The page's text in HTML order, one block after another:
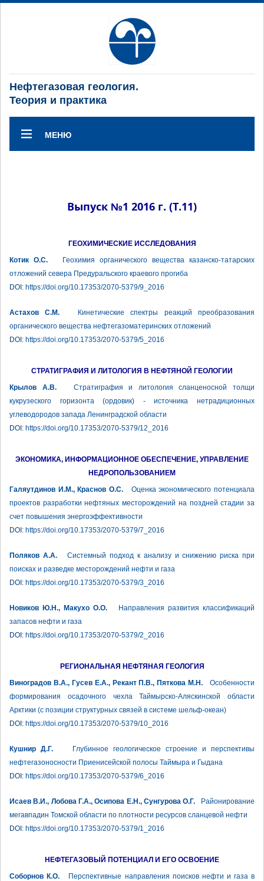
Нефтегазовая геология.
Теория и практика
МЕНЮ
Выпуск №1 2016 г. (Т.11)
ГЕОХИМИЧЕСКИЕ ИССЛЕДОВАНИЯ
Котик О.С. Геохимия органического вещества казанско-татарских
отложений севера Предуральского краевого прогиба
DOI: https://doi.org/10.17353/2070-5379/9_2016
Астахов С.М. Кинетические спектры реакций преобразования
органического вещества нефтегазоматеринских отложений
DOI: https://doi.org/10.17353/2070-5379/5_2016
СТРАТИГРАФИЯ И ЛИТОЛОГИЯ В НЕФТЯНОЙ ГЕОЛОГИИ
Крылов А.В.Стратиграфия и литология сланценосной толщи
кукрузеского горизонта (ордовик) - источника нетрадиционных
углеводородов запада Ленинградской области
DOI: https://doi.org/10.17353/2070-5379/12_2016
ЭКОНОМИКА, ИНФОРМАЦИОННОЕ ОБЕСПЕЧЕНИЕ, УПРАВЛЕНИЕ
НЕДРОПОЛЬЗОВАНИЕМ
Галяутдинов И.М., Краснов О.С.Оценка экономического потенциала
проектов разработки нефтяных месторождений на поздней стадии за
счет повышения энергоэффективности
DOI: https://doi.org/10.17353/2070-5379/7_2016
Поляков А.А.Системный подход к анализу и снижению риска при
поисках и разведке месторождений нефти и газа
DOI: https://doi.org/10.17353/2070-5379/3_2016
Новиков Ю.Н., Макухо О.О. Направления развития классификаций
запасов нефти и газа
DOI: https://doi.org/10.17353/2070-5379/2_2016
РЕГИОНАЛЬНАЯ НЕФТЯНАЯ ГЕОЛОГИЯ
Виноградов В.А., Гусев Е.А., Рекант П.В., Пяткова М.Н. Особенности
формирования осадочного чехла Таймырско-Аляскинской области
Арктики (с позиции структурных связей в системе шельф-океан)
DOI: https://doi.org/10.17353/2070-5379/10_2016
Кушнир Д.Г.
Глубинное геологическое строение и перспективы
нефтегазоносности Приенисейской полосы Таймыра и Гыдана
DOI: https://doi.org/10.17353/2070-5379/6_2016
Исаев В.И., Лобова Г.А., Осипова Е.Н., Сунгурова О.Г. Районирование
мегавпадин Томской области по плотности ресурсов сланцевой нефти
DOI: https://doi.org/10.17353/2070-5379/1_2016
НЕФТЕГАЗОВЫЙ ПОТЕНЦИАЛ И ЕГО ОСВОЕНИЕ
Соборнов К.О. Перспективные направления поисков нефти и газа в